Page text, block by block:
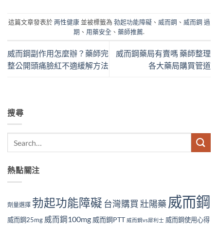
這篇文章發表於两性健康並被標籤為 勃起功能障礙、 威而鋼 、 威而鋼 過
期 、 用藥安全 、 藥師推薦.
威而鋼副作用怎麼辦？藥師完
整公開頭痛臉紅不適緩解方法
威而鋼藥局有賣嗎 藥師整理
各大藥局購買管道
搜尋
熱點關注
劑量選擇 勃起功能障礙 台灣購買 壯陽藥 威而鋼
威而鋼25mg 威而鋼100mg 威而鋼PTT 威而鋼vs犀利士 威而鋼使用心得